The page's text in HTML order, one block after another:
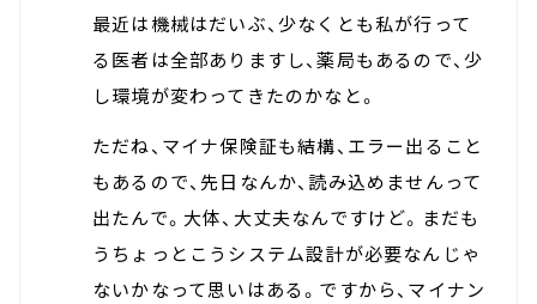
最近は機械はだいぶ、少なくとも私が行って
る医者は全部ありますし、薬局もあるので、少
し環境が変わってきたのかなと。
ただね、マイナ保険証も結構、エラー出ること
もあるので、先日なんか、読み込めませんって
出たんで。大体、大丈夫なんですけど。まだも
うちょっとこうシステム設計が必要なんじゃ
ないかなって思いはある。ですから、マイナン